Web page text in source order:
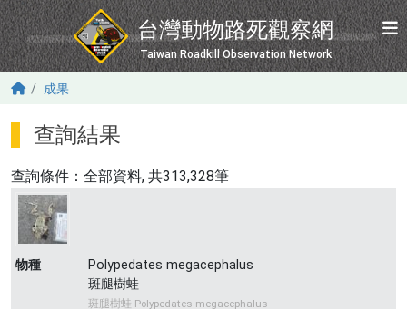
移至主內容
台灣動物路死觀察網
Taiwan Roadkill Observation Network
成果
查詢結果
查詢條件： 全部資料, 共313,328筆
物種
Polypedates megacephalus
斑腿樹蛙
斑腿樹蛙 Polypedates megacephalus